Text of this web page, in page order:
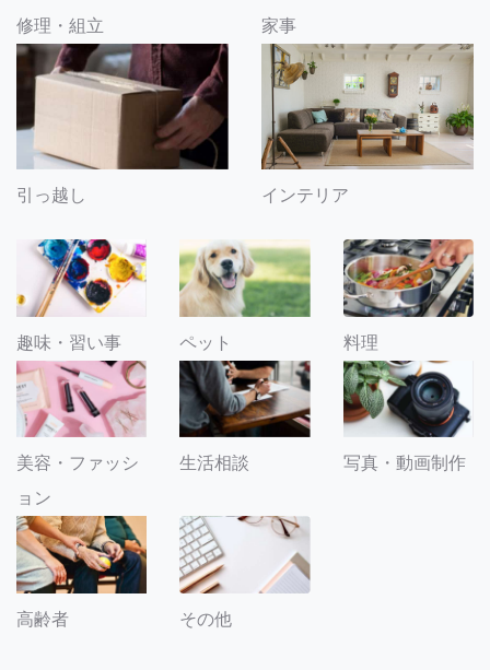
修理・組立 家事
引っ越し インテリア
趣味・習い事 ペット 料理
美容・ファッシ
ョン
生活相談 写真・動画制作
高齢者 その他